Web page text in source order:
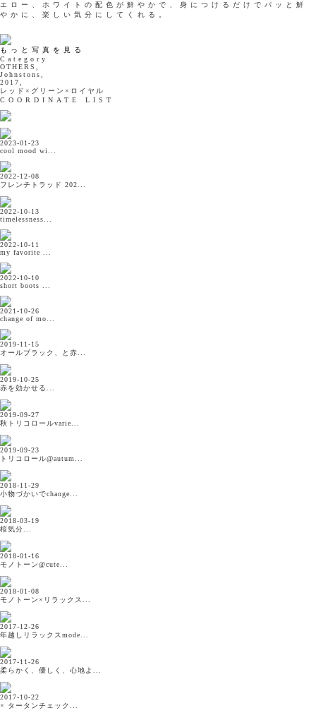
エロー、ホワイトの配色が鮮やかで、身につけるだけでパッと鮮
やかに、楽しい気分にしてくれる。
もっと写真を見る
Category
OTHERS,
Johnstons,
2017,
レッド×グリーン×ロイヤル
COORDINATE LIST
2023-01-23
cool mood wi...
2022-12-08
フレンチトラッド 202...
2022-10-13
timelessness...
2022-10-11
my favorite ...
2022-10-10
short boots ...
2021-10-26
change of mo...
2019-11-15
オールブラック、と赤...
2019-10-25
赤を効かせる...
2019-09-27
秋トリコロールvarie...
2019-09-23
トリコロール@autum...
2018-11-29
小物づかいでchange...
2018-03-19
桜気分...
2018-01-16
モノトーン@cute...
2018-01-08
モノトーン×リラックス...
2017-12-26
年越しリラックスmode...
2017-11-26
柔らかく、優しく、心地よ...
2017-10-22
× タータンチェック...